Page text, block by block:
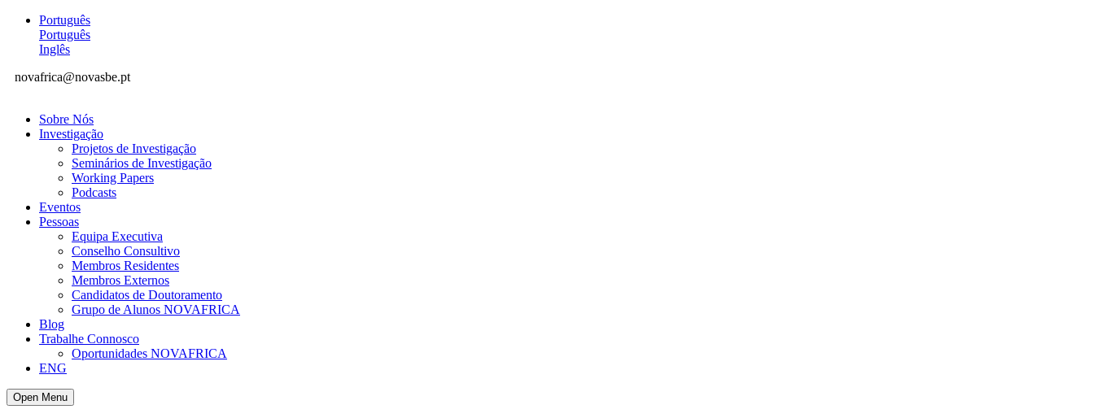
Português
Português
Inglês
novafrica@novasbe.pt
Sobre Nós
Investigação
Projetos de Investigação
Seminários de Investigação
Working Papers
Podcasts
Eventos
Pessoas
Equipa Executiva
Conselho Consultivo
Membros Residentes
Membros Externos
Candidatos de Doutoramento
Grupo de Alunos NOVAFRICA
Blog
Trabalhe Connosco
Oportunidades NOVAFRICA
ENG
Open Menu